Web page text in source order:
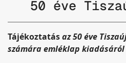
50 éve
Tájékoztatásaz 50 éve
számára emléklap kiadásáról